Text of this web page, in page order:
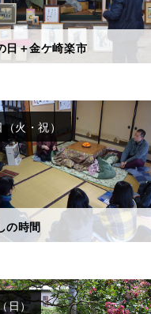
日＋金ケ崎楽市
の時間
火・祝）
日）